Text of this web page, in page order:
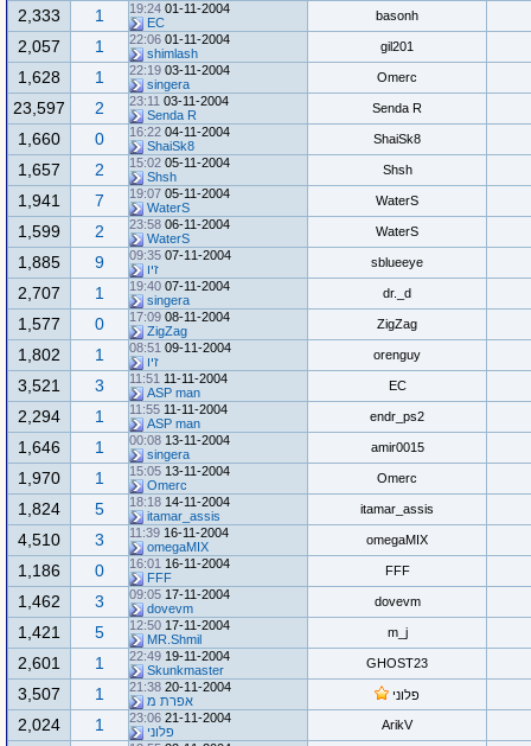
basonh
01-11-2004
19:24
EC
1
2,333
gil201
01-11-2004
22:06
shimlash
1
2,057
Omerc
03-11-2004
22:19
singera
1
1,628
Senda R
03-11-2004
23:11
Senda R
2
23,597
ShaiSk8
04-11-2004
16:22
ShaiSk8
0
1,660
Shsh
05-11-2004
15:02
Shsh
2
1,657
WaterS
05-11-2004
19:07
WaterS
7
1,941
WaterS
06-11-2004
23:58
WaterS
2
1,599
sblueeye
07-11-2004
09:35
זיו
9
1,885
dr._d
07-11-2004
19:40
singera
1
2,707
ZigZag
08-11-2004
17:09
ZigZag
0
1,577
orenguy
09-11-2004
08:51
זיו
1
1,802
EC
11-11-2004
11:51
ASP man
3
3,521
endr_ps2
11-11-2004
11:55
ASP man
1
2,294
amir0015
13-11-2004
00:08
singera
1
1,646
Omerc
13-11-2004
15:05
Omerc
1
1,970
itamar_assis
14-11-2004
18:18
itamar_assis
5
1,824
omegaMIX
16-11-2004
11:39
omegaMIX
3
4,510
FFF
16-11-2004
16:01
FFF
0
1,186
dovevm
17-11-2004
09:05
dovevm
3
1,462
m_j
17-11-2004
12:50
MR.Shmil
5
1,421
GHOST23
19-11-2004
22:49
Skunkmaster
1
2,601
פלוני
20-11-2004
21:38
אפרת מ
1
3,507
ArikV
21-11-2004
23:06
פלוני
1
2,024